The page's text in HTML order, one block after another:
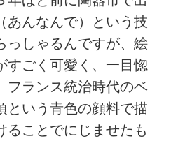
あんなんで）という技
っしゃるんですが、絵
すごく可愛く、一目惚
フランス統治時代のベ
という青色の顔料で描
ることでにじませたも